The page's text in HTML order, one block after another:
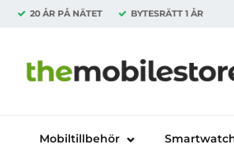
20 ÅR PÅ NÄTET BYTESRÄTT 1 ÅR
Startsidan för
Mobiltillbehör